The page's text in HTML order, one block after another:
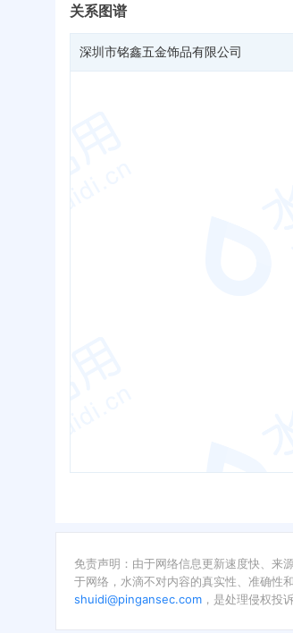
关系图谱
深圳市铭鑫五金饰品有限公司
免责声明：由于网络信息更新速度快、来
于网络，水滴不对内容的真实性、准确性
shuidi@pingansec.com ，是处理侵权投